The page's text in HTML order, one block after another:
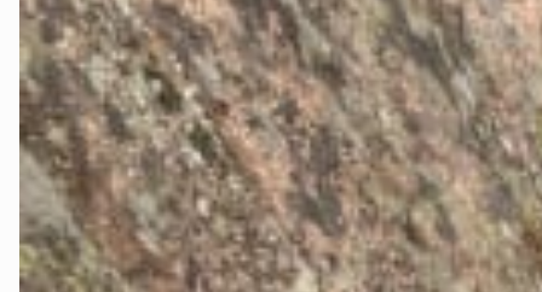
Nordre Follo
Oslo Nord
Oslo Øst
Oslo Sør